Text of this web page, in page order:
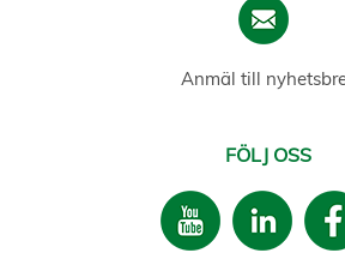
Anmäl till
FÖLJ OSS